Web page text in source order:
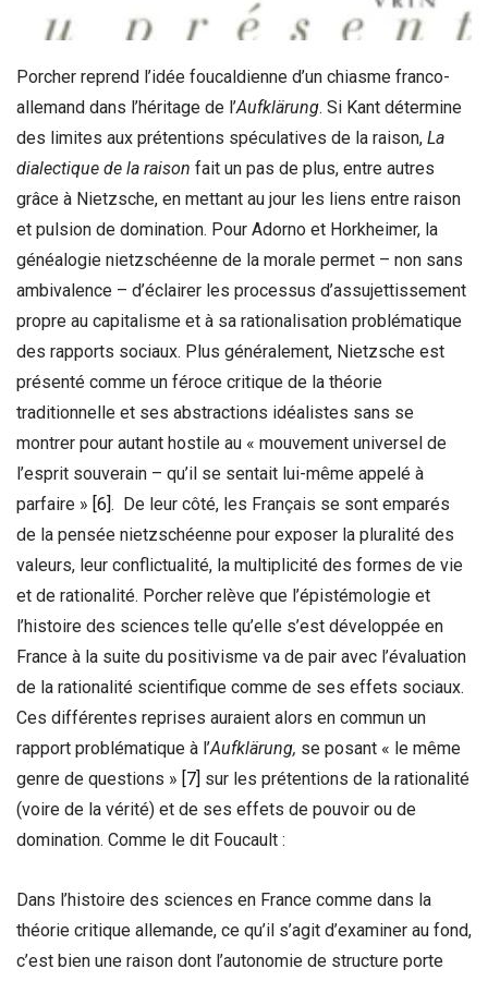
Porcher reprend l’idée foucaldienne d’un chiasme franco-
allemand dans l’héritage de l’Aufklärung. Si Kant détermine
des limites aux prétentions spéculatives de la raison, La
dialectique de la raison fait un pas de plus, entre autres
grâce à Nietzsche, en mettant au jour les liens entre raison
et pulsion de domination. Pour Adorno et Horkheimer, la
généalogie nietzschéenne de la morale permet – non sans
ambivalence – d’éclairer les processus d’assujettissement
propre au capitalisme et à sa rationalisation problématique
des rapports sociaux. Plus généralement, Nietzsche est
présenté comme un féroce critique de la théorie
traditionnelle et ses abstractions idéalistes sans se
montrer pour autant hostile au « mouvement universel de
l’esprit souverain – qu’il se sentait lui-même appelé à
parfaire » [6]. De leur côté, les Français se sont emparés
de la pensée nietzschéenne pour exposer la pluralité des
valeurs, leur conflictualité, la multiplicité des formes de vie
et de rationalité. Porcher relève que l’épistémologie et
l’histoire des sciences telle qu’elle s’est développée en
France à la suite du positivisme va de pair avec l’évaluation
de la rationalité scientifique comme de ses effets sociaux.
Ces différentes reprises auraient alors en commun un
rapport problématique à l’Aufklärung, se posant « le même
genre de questions » [7] sur les prétentions de la rationalité
(voire de la vérité) et de ses effets de pouvoir ou de
domination. Comme le dit Foucault :
Dans l’histoire des sciences en France comme dans la
théorie critique allemande, ce qu’il s’agit d’examiner au fond,
c’est bien une raison dont l’autonomie de structure porte